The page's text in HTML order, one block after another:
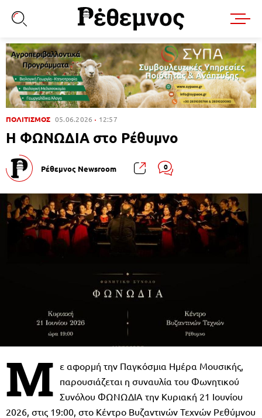
ΠΟΛΙΤΙΣΜΟΣ 05.06.2026 12:57
Η ΦΩΝΩΔΙΑ στο Ρέθυμνο
Ρέθεμνος Newsroom 0
Μ ε αφορμή την Παγκόσμια Ημέρα Μουσικής,
παρουσιάζεται η συναυλία του Φωνητικού
Συνόλου ΦΩΝΩΔΙΑ την Κυριακή 21 Ιουνίου
2026, στις 19:00, στο Κέντρο Βυζαντινών Τεχνών Ρεθύμνου